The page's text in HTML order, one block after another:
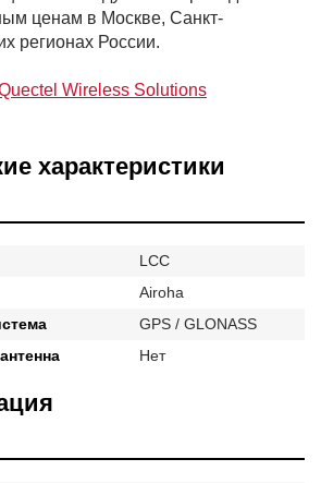
ценам в Москве, Санкт-
регионах России.
Wireless Solutions
характеристики
LCC
Airoha
GPS / GLONASS
Нет